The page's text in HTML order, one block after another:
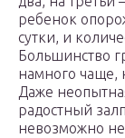
ребенок
сутки, и
Большинство
намного чаще,
Даже
радостный
невозможно не